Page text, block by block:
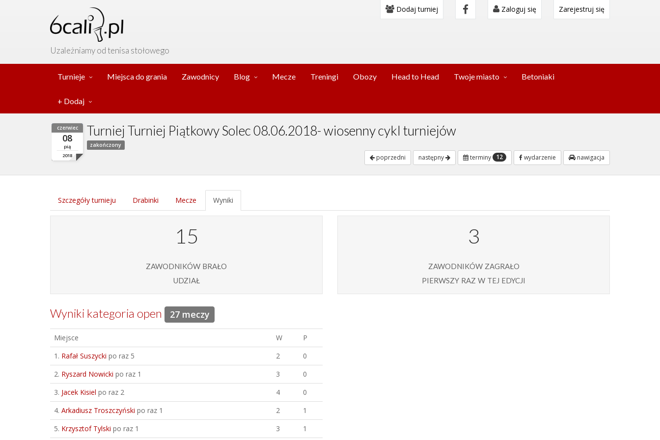
Uzależniamy od tenisa stołowego
Dodaj turniej Zaloguj się Zarejestruj się
Turnieje Miejsca do grania Zawodnicy Blog Mecze Treningi Obozy Head to Head Twoje miasto Betoniaki
+ Dodaj
czerwiec
08
pią
2018
Turniej Turniej Piątkowy Solec 08.06.2018- wiosenny cykl turniejów
zakończony
poprzedni następny terminy 12 wydarzenie nawigacja
Szczegóły turnieju Drabinki Mecze Wyniki
15
zawodników brało
udział
3
zawodników zagrało
pierwszy raz w tej edycji
Wyniki kategoria open 27 meczy
Miejsce W
P
1. Rafał Suszycki po raz 5 2
0
2. Ryszard Nowicki po raz 1 3
0
3. Jacek Kisiel po raz 2 4
0
4. Arkadiusz Troszczyński po raz 1 2
1
5. Krzysztof Tylski po raz 1 3
1